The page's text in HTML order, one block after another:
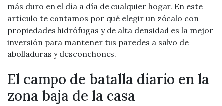
más duro en el día a día de cualquier hogar. En este
artículo te contamos por qué elegir un zócalo con
propiedades hidrófugas y de alta densidad es la mejor
inversión para mantener tus paredes a salvo de
abolladuras y desconchones.
El campo de batalla diario en la
zona baja de la casa